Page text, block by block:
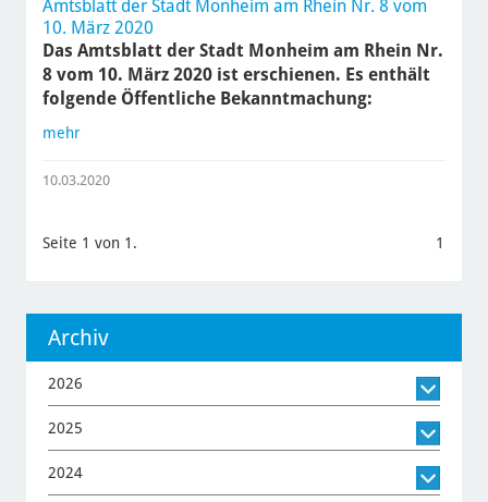
Amtsblatt der Stadt Monheim am Rhein Nr. 8 vom
10. März 2020
Das Amtsblatt der Stadt Monheim am Rhein Nr.
8 vom 10. März 2020 ist erschienen. Es enthält
folgende Öffentliche Bekanntmachung:
mehr
10.03.2020
Seite 1 von 1. 1
Archiv
2026
2025
2024